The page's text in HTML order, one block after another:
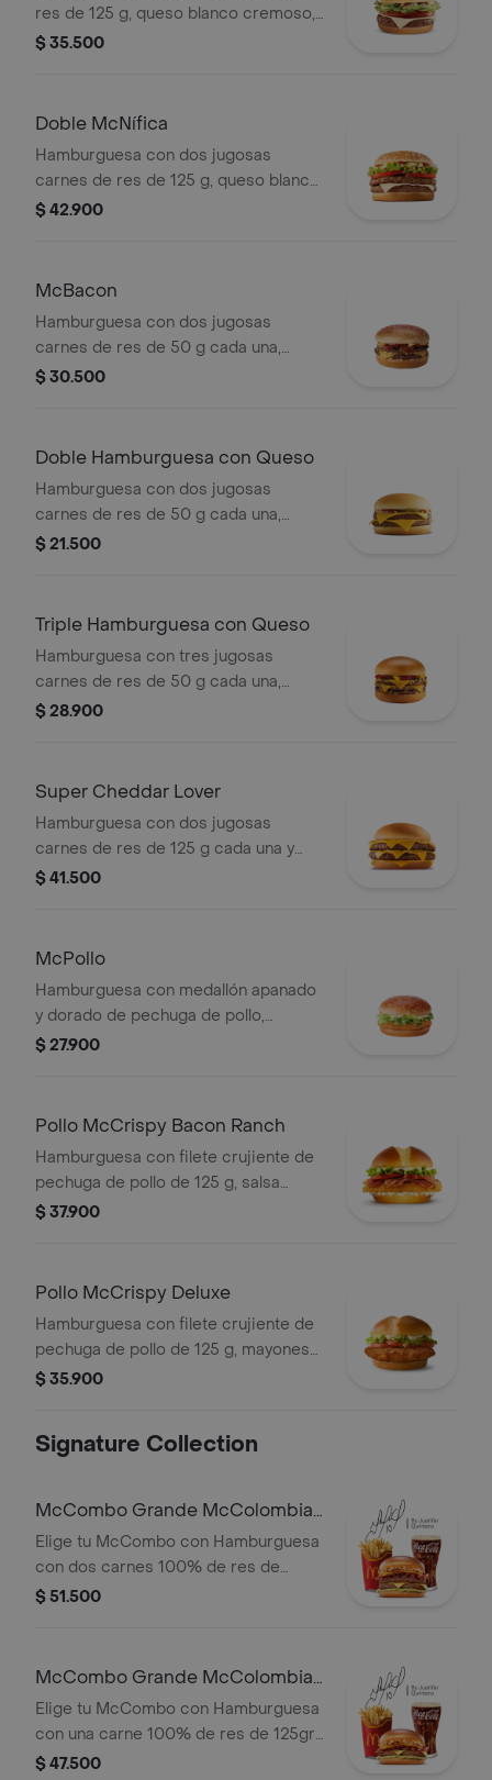
res de 125 g, queso blanco cremoso,
cebolla, tomate fresco, lechuga, salsa
$ 35.500
Doble McNífica
Hamburguesa con dos jugosas
carnes de res de 125 g, queso blanco
cremoso, cebolla, tomate fresco,
$ 42.900
McBacon
Hamburguesa con dos jugosas
carnes de res de 50 g cada una,
tocineta ahumada, cebolla, queso
$ 30.500
Doble Hamburguesa con Queso
Hamburguesa con dos jugosas
carnes de res de 50 g cada una,
doble queso cheddar cremoso,
$ 21.500
Triple Hamburguesa con Queso
Hamburguesa con tres jugosas
carnes de res de 50 g cada una,
doble queso cheddar cremoso,
$ 28.900
Super Cheddar Lover
Hamburguesa con dos jugosas
carnes de res de 125 g cada una y
cinco quesos cremosos.
$ 41.500
McPollo
Hamburguesa con medallón apanado
y dorado de pechuga de pollo,
mayonesa cremosa y lechuga fresca,
$ 27.900
Pollo McCrispy Bacon Ranch
Hamburguesa con filete crujiente de
pechuga de pollo de 125 g, salsa
ranch, tocineta ahumada, lechuga
$ 37.900
Pollo McCrispy Deluxe
Hamburguesa con filete crujiente de
pechuga de pollo de 125 g, mayonesa
cremosa, lechuga fresca y tomate, en
$ 35.900
Signature Collection
McCombo Grande McColombia
2 Carnes
Elige tu McCombo con Hamburguesa
con dos carnes 100% de res de
125gr c/u, salsa chicharron, cebolla
con papas grandes y gaseosa grande
$ 51.500
McCombo Grande McColombia 1
Carne
Elige tu McCombo con Hamburguesa
con una carne 100% de res de 125gr
c/u, salsa chicharron, cebolla crispy,
$ 47.500